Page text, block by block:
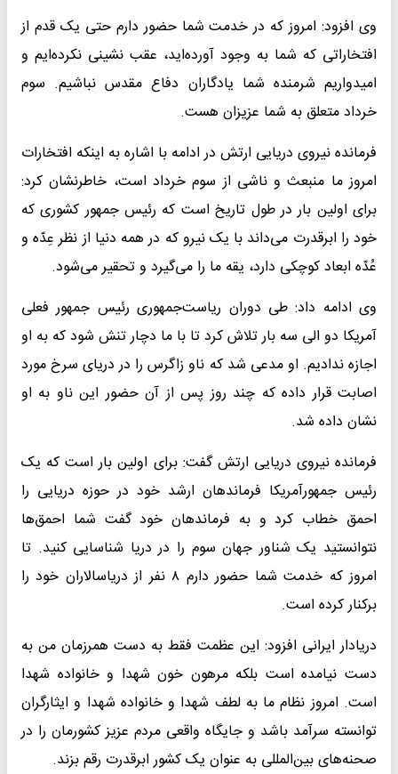
وی افزود: امروز که در خدمت شما حضور دارم حتی یک قدم از
افتخاراتی که شما به وجود آورده‌اید، عقب نشینی نکرده‌ایم و
امیدواریم شرمنده شما یادگاران دفاع مقدس نباشیم. سوم
خرداد متعلق به شما عزیزان هست.
فرمانده نیروی دریایی ارتش در ادامه با اشاره به اینکه افتخارات
امروز ما منبعث و ناشی از سوم خرداد است، خاطرنشان کرد:
برای اولین بار در طول تاریخ است که رئیس جمهور کشوری که
خود را ابرقدرت می‌داند با یک نیرو که در همه دنیا از نظر عِدّه و
عُدّه ابعاد کوچکی دارد، یقه ما را می‌گیرد و تحقیر می‌شود.
وی ادامه داد: طی دوران ریاست‌جمهوری رئیس جمهور فعلی
آمریکا دو الی سه بار تلاش کرد تا با ما دچار تنش شود که به او
اجازه ندادیم. او مدعی شد که ناو زاگرس را در دریای سرخ مورد
اصابت قرار داده که چند روز پس از آن حضور این ناو به او
نشان داده شد.
فرمانده نیروی دریایی ارتش گفت: برای اولین بار است که یک
رئیس جمهورآمریکا فرماندهان ارشد خود در حوزه دریایی را
احمق خطاب کرد و به فرماندهان خود گفت شما احمق‌ها
نتوانستید یک شناور جهان سوم را در دریا شناسایی کنید. تا
امروز که خدمت شما حضور دارم ۸ نفر از دریاسالاران خود را
برکنار کرده است.
دریادار ایرانی افزود: این عظمت فقط به دست همرزمان من به
دست نیامده است بلکه مرهون خون شهدا و خانواده شهدا
است. امروز نظام ما به لطف شهدا و خانواده شهدا و ایثارگران
توانسته سرآمد باشد و جایگاه واقعی مردم عزیز کشورمان را در
صحنه‌های بین‌المللی به عنوان یک کشور ابرقدرت رقم بزند.